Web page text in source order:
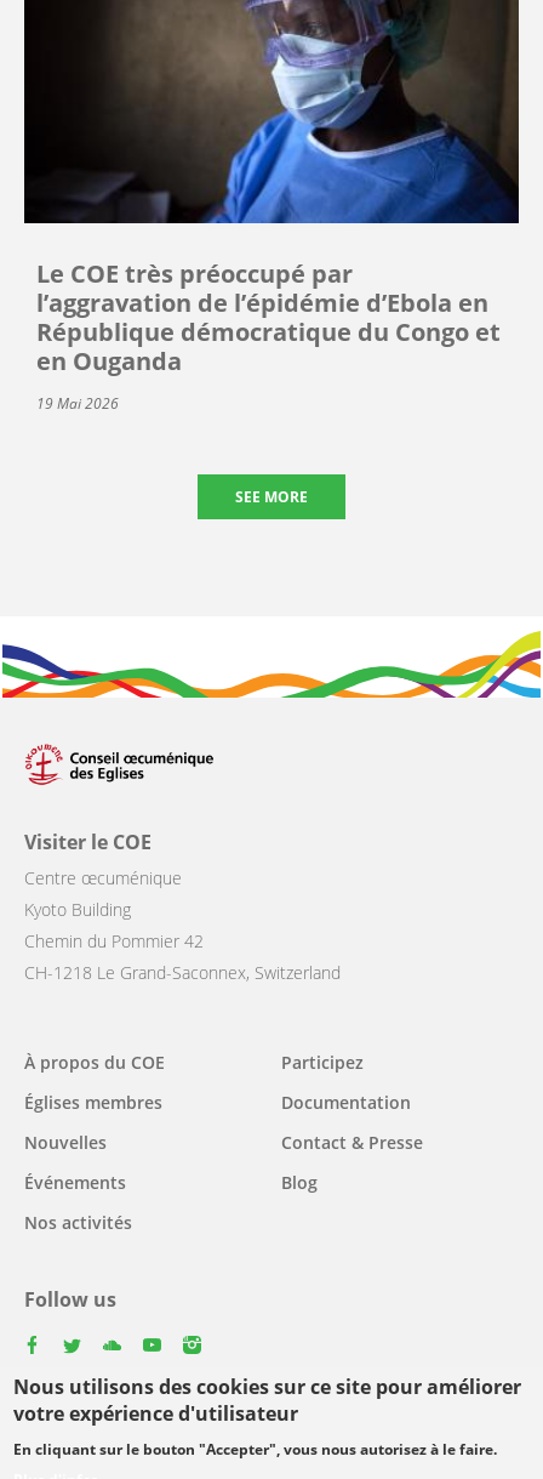
Nous utilisons des cookies sur ce site pour améliorer
votre expérience d'utilisateur
En cliquant sur le bouton "Accepter", vous nous autorisez à le faire.
Le COE très préoccupé par
l’aggravation de l’épidémie d’Ebola en
République démocratique du Congo et
en Ouganda
19 Mai 2026
SEE MORE
Visiter le COE
Centre œcuménique
Kyoto Building
Chemin du Pommier 42
CH-1218 Le Grand-Saconnex, Switzerland
Main
navigation
À propos du COE
Églises membres
Nouvelles
Événements
Nos activités
Participez
Documentation
Contact & Presse
Blog
Follow us
Select
your
Footer